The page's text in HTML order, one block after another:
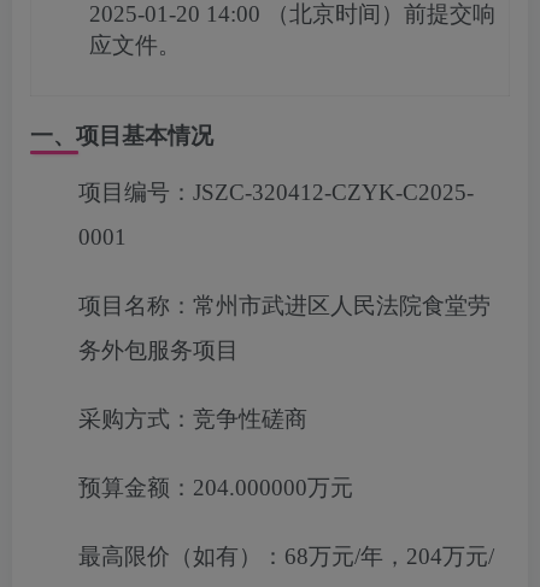
2025-01-20 14:00 （北京时间）前提交响
应文件。
一、项目基本情况
项目编号： JSZC-320412-CZYK-C2025-
0001
项目名称： 常州市武进区人民法院食堂劳
务外包服务项目
采购方式： 竞争性磋商
预算金额： 204.000000万元
最高限价（如有）： 68万元/年，204万元/